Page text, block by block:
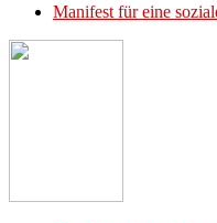
Manifest für eine